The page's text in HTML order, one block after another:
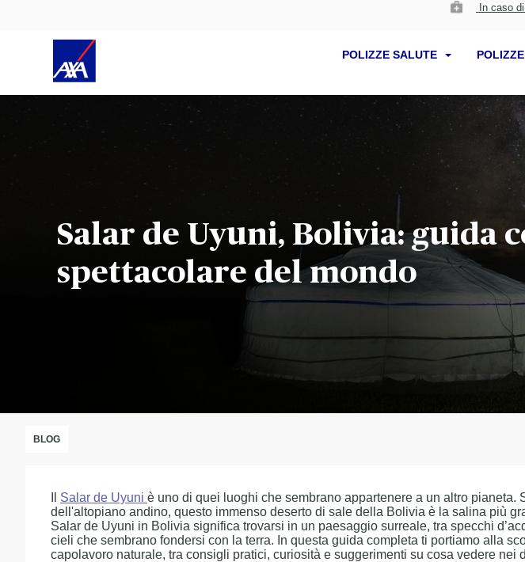
In caso
POLIZZE SALUTE
Salar de Uyuni, Bolivia: guida
spettacolare del mondo
BLOG
Salar de Uyuni è uno di quei luoghi che sembrano appartenere a un altro pianeta.
dell'altopiano andino, questo immenso deserto di sale della Bolivia è la salina più
Salar de Uyuni in Bolivia significa trovarsi in un paesaggio surreale, tra specchi
cieli che sembrano fondersi con la terra. In questa guida completa ti portiamo alla
capolavoro naturale, tra consigli pratici, curiosità e suggerimenti su cosa vedere nei